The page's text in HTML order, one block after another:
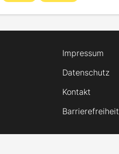
Impressum
Datenschutz
Kontakt
Barrierefreiheit